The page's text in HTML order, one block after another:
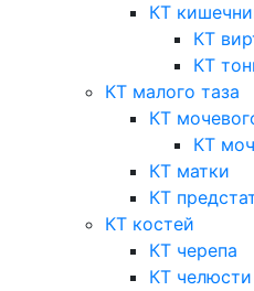
КТ
КТ
КТ
КТ малого таза
КТ
КТ
КТ матки
КТ
КТ костей
КТ черепа
КТ челюсти